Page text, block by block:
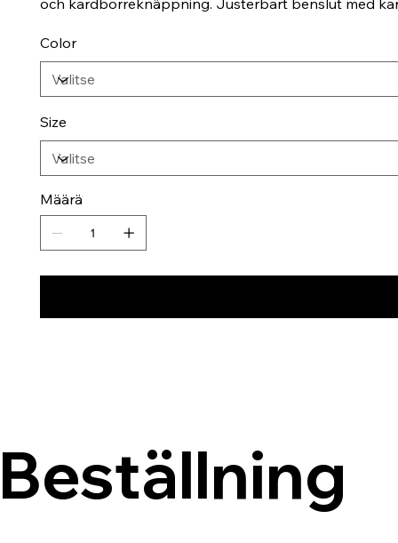
och kardborreknäppning. Justerbart benslut med
Color
Size
Määrä